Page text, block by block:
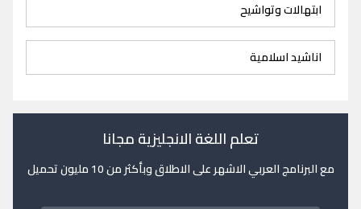
ابتهالات وتواشيح
اناشيد اسلامية
تعلم اللغة الانجليزية مجانا
مع البرنامج العربي الاشهر على الاطلاق وبأكثر من 10 مليون تحميل